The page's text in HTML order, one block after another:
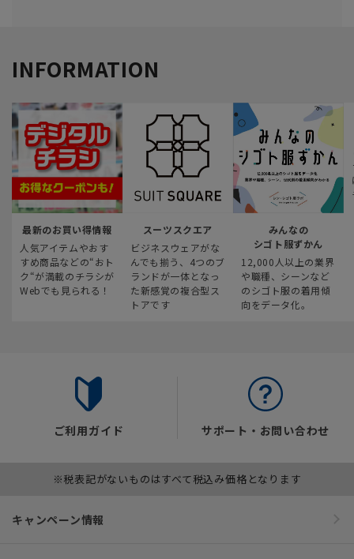
INFORMATION
最新のお買い得情報
人気アイテムやおす
すめ商品などの“おト
ク“が満載のチラシが
Webでも見られる！
スーツスクエア
ビジネスウェアがな
んでも揃う、4つのブ
ランドが一体となっ
た新感覚の複合型ス
トアです
みんなの
シゴト服ずかん
12,000人以上の業界
や職種、シーンなど
のシゴト服の着用傾
向をデータ化。
ご利用ガイド サポート・お問い合わせ
※税表記がないものはすべて税込み価格となります
キャンペーン情報